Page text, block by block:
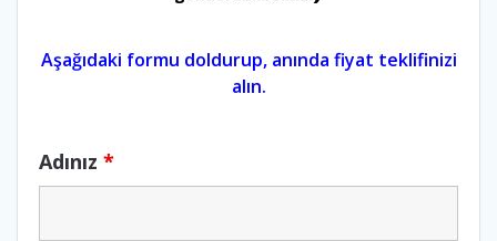
Aşağıdaki formu doldurup, anında fiyat teklifinizi
alın.
Adınız *